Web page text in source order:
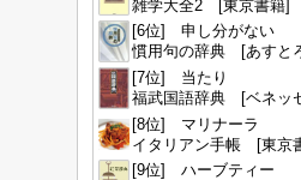
雑学大全2 [東京書籍]
[6位] 申し分がない
慣用句の辞典 [あすと
[7位] 当たり
福武国語辞典 [ベネッ
[8位] マリナーラ
イタリアン手帳 [東京
[9位] ハーブティー